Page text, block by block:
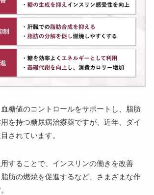
糖値のコントロールをサポートし、脂肪
を持つ糖尿病治療薬ですが、近年、ダイ
されています。
することで、インスリンの働きを改善
肪の燃焼を促進するなど、さまざまな作